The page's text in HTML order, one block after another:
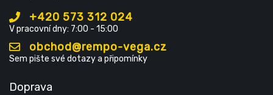
+420 573 312 024
V pracovní dny: 7:00 - 15:00
obchod@rempo-vega.cz
Sem pište své dotazy a připomínky
Doprava